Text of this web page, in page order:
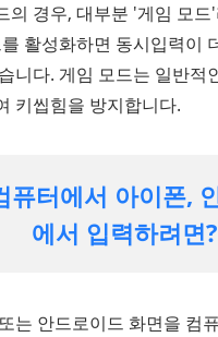
의 경우, 대부분 '게임 모
활성화하면 동시입력이
니다. 게임 모드는 일반적
키씹힘을 방지합니다.
퓨터에서 아이폰,
에서 입력하려면?
는 안드로이드 화면을 컴